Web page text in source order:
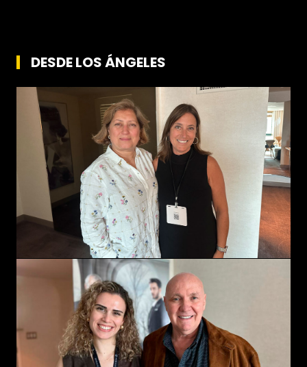
DESDE LOS ÁNGELES